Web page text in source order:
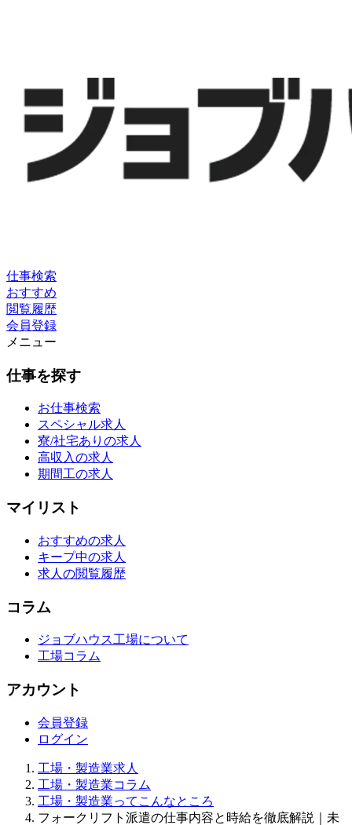
仕事検索
おすすめ
閲覧履歴
会員登録
メニュー
仕事を探す
お仕事検索
スペシャル求人
寮/社宅ありの求人
高収入の求人
期間工の求人
マイリスト
おすすめの求人
キープ中の求人
求人の閲覧履歴
コラム
ジョブハウス工場について
工場コラム
アカウント
会員登録
ログイン
工場・製造業求人
工場・製造業コラム
工場・製造業ってこんなところ
フォークリフト派遣の仕事内容と時給を徹底解説｜未